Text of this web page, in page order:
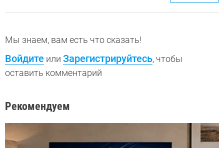
Мы знаем, вам есть что сказать!
Войдите или Зарегистрируйтесь, чтобы
оставить комментарий
Рекомендуем